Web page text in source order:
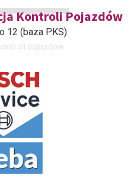
Kontroli Pojazdów
12 (baza PKS)
pojazdów